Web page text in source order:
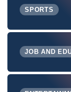
SPORTS
JOB AND